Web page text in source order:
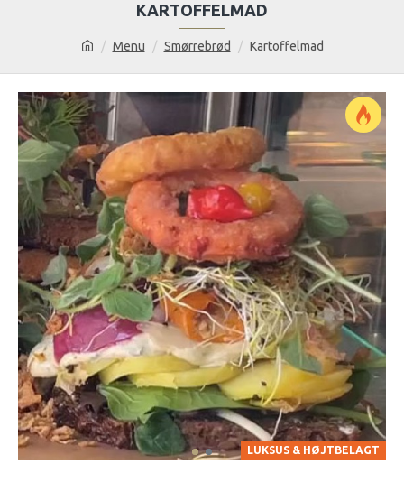
Menu Smørrebrød Kartoffelmad
KARTOFFELMAD
LUKSUS & HØJTBELAGT